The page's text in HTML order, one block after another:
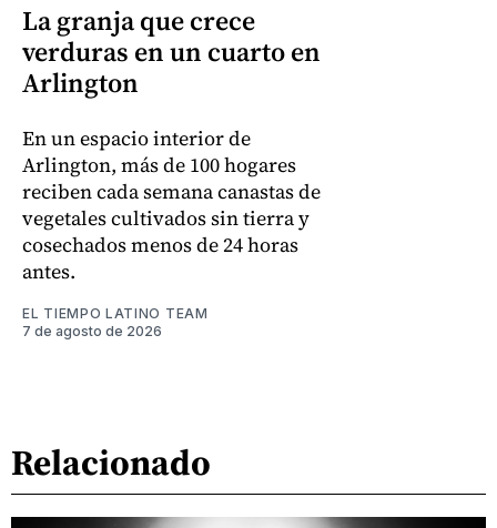
La granja que crece
verduras en un cuarto en
Arlington
En un espacio interior de
Arlington, más de 100 hogares
reciben cada semana canastas de
vegetales cultivados sin tierra y
cosechados menos de 24 horas
antes.
EL TIEMPO LATINO TEAM
7 de agosto de 2026
Relacionado